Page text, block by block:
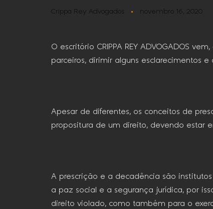
Crippa Rey Advogados novembro 16, 2020
O escritório CRIPPA REY ADVOGADOS
parceiros, dirimir alguns esclarecimentos
Apesar de diferentes, os conceitos de
propositura de um direito, devendo estar
A prescrição e a decadência são
a paz social e a segurança jurídica, por
direito violado, como também para o